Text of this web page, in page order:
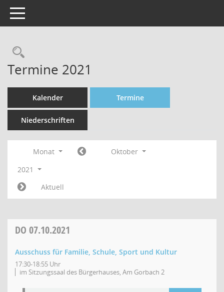
Toggle navigation
Rechercheauswahl
Termine 2021
Kalender Termine
Niederschriften
Monat
Oktober
2021
Aktuell
DO 07.10.2021
Ausschuss für Familie, Schule, Sport und Kultur
17:30-18:55 Uhr
im Sitzungssaal des Bürgerhauses, Am Gorbach 2